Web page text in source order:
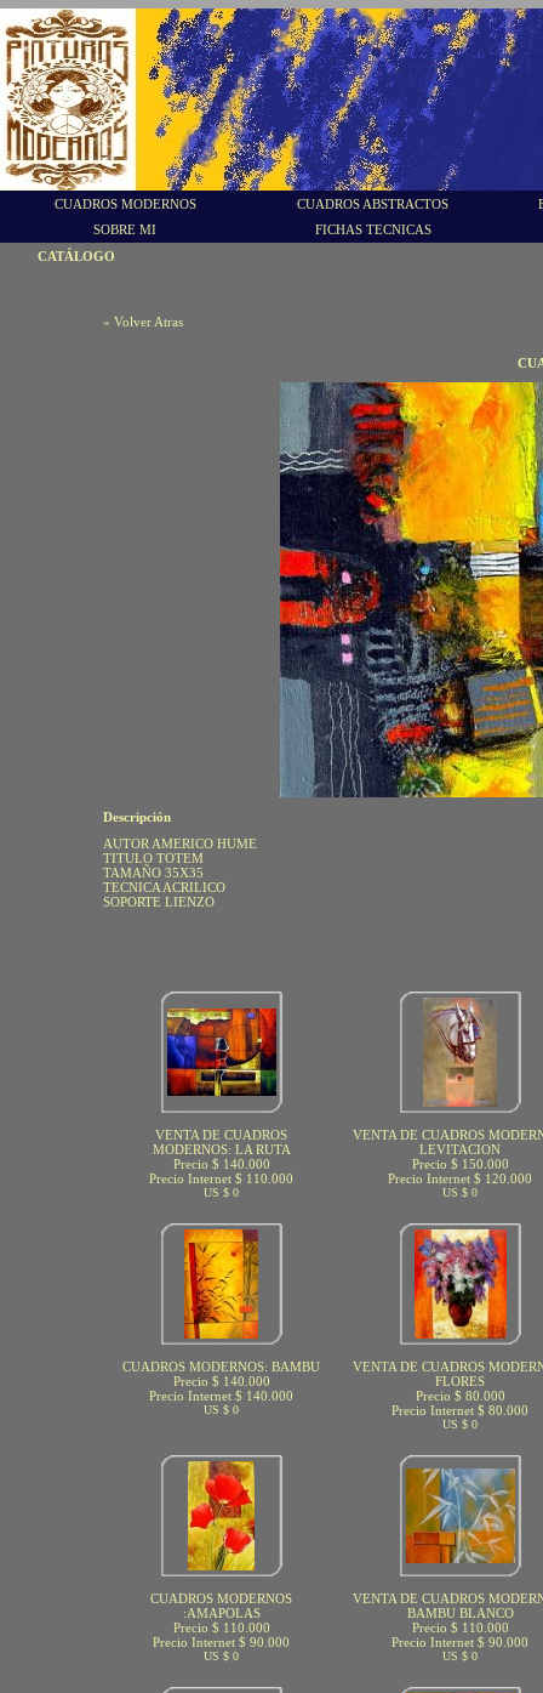
CUADROS MODERNOS CUADROS ABSTRACTOS
SOBRE MI
FICHAS TECNICAS
CATÁLOGO
« Volver Atras
Descripción
AUTOR AMERICO HUME
TITULO TOTEM
TAMAÑO 35X35
TECNICA ACRILICO
SOPORTE LIENZO
VENTA DE CUADROS
MODERNOS: LA RUTA
Precio $ 140.000
Precio Internet $ 110.000
US $ 0
VENTA DE CUADROS
LEVITACION
Precio $ 150.000
Precio Internet $ 120.000
US $ 0
CUADROS MODERNOS: BAMBU
Precio $ 140.000
Precio Internet $ 140.000
US $ 0
VENTA DE CUADROS
FLORES
Precio $ 80.000
Precio Internet $ 80.000
US $ 0
CUADROS MODERNOS
:AMAPOLAS
Precio $ 110.000
Precio Internet $ 90.000
US $ 0
VENTA DE CUADROS
BAMBU BLANCO
Precio $ 110.000
Precio Internet $ 90.000
US $ 0